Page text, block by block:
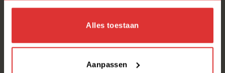
Alles toestaan
Aanpassen
Wij bieden deze producten aan tegen eenzeer
sterk gereduceerde prijs, zodat onze verkoop
bij onze lampenschuur in Nijbroek.